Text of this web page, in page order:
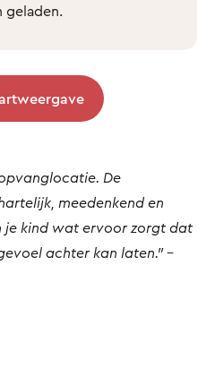
geladen.
De
meedenkend en
je kind wat ervoor zorgt dat
achter kan laten."-